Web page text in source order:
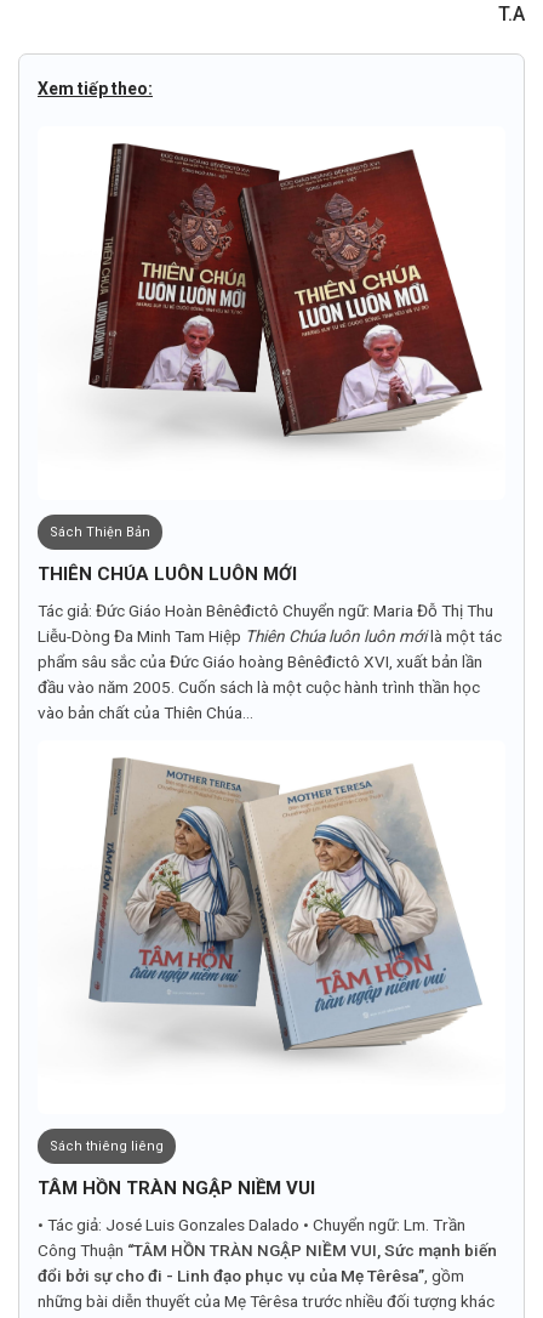
T.A
Xem tiếp theo:
Sách Thiện Bản
THIÊN CHÚA LUÔN LUÔN MỚI
Tác giả: Đức Giáo Hoàn Bênêđictô Chuyển ngữ: Maria Đỗ Thị Thu
Liễu-Dòng Đa Minh Tam Hiệp Thiên Chúa luôn luôn mớilà một tác
phẩm sâu sắc của Đức Giáo hoàng Bênêđictô XVI, xuất bản lần
đầu vào năm 2005. Cuốn sách là một cuộc hành trình thần học
vào bản chất của Thiên Chúa...
Sách thiêng liêng
TÂM HỒN TRÀN NGẬP NIỀM VUI
• Tác giả: José Luis Gonzales Dalado • Chuyển ngữ: Lm. Trần
Công Thuận “TÂM HỒN TRÀN NGẬP NIỀM VUI, Sức mạnh biến
đổi bởi sự cho đi - Linh đạo phục vụ của Mẹ Têrêsa” , gồm
những bài diễn thuyết của Mẹ Têrêsa trước nhiều đối tượng khác